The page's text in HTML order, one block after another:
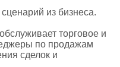
из бизнеса.
торговое и
по продажам
сделок и